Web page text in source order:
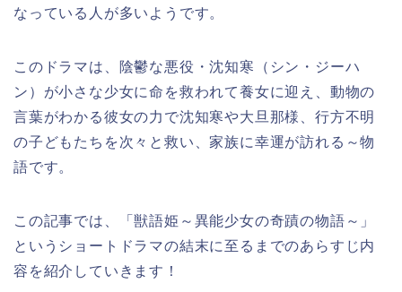
なっている人が多いようです。
このドラマは、陰鬱な悪役・沈知寒（シン・ジーハ
ン）が小さな少女に命を救われて養女に迎え、動物の
言葉がわかる彼女の力で沈知寒や大旦那様、行方不明
の子どもたちを次々と救い、家族に幸運が訪れる～物
語です。
この記事では、「獣語姫～異能少女の奇蹟の物語～」
というショートドラマの結末に至るまでのあらすじ内
容を紹介していきます！